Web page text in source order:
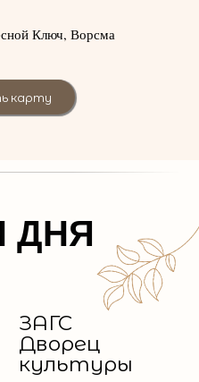
карту
Ключ, Ворсма
ДНЯ
ЗАГС
Дворец
культуры